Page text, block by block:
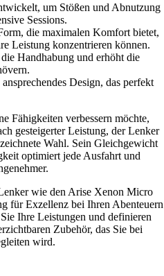
um Stößen und Abnutzung
Sessions.
die maximalen Komfort bietet,
Leistung konzentrieren können.
Handhabung und erhöht die
Design, das perfekt
Fähigkeiten verbessern möchte,
gesteigerter Leistung, der Lenker
Wahl. Sein Gleichgewicht
optimiert jede Ausfahrt und
wie den Arise Xenon Micro
für Exzellenz bei Ihren Abenteuern
Ihre Leistungen und definieren
Zubehör, das Sie bei
wird.